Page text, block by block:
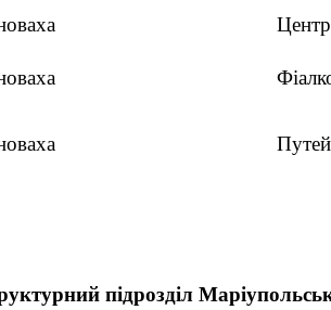
підрозділ